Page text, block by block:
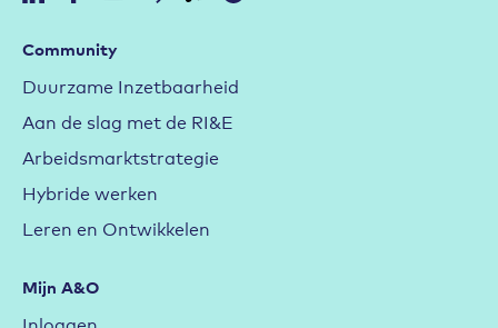
Community
Duurzame Inzetbaarheid
Aan de slag met de RI&E
Arbeidsmarktstrategie
Hybride werken
Leren en Ontwikkelen
Mijn A&O